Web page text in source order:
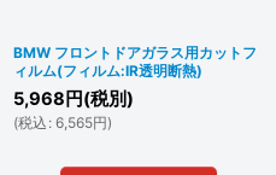
BMW フロントドアガラス用カットフ
ィルム(フィルム:IR透明断熱)
5,968 円(税別)
(税込 : 6,565円)